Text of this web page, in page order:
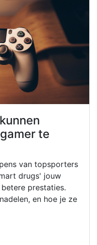
te
van topsporters
drugs' jouw
prestaties.
en hoe je ze